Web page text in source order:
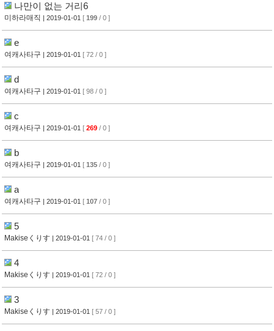
나만이 없는 거리6
미하라매직 | 2019-01-01 [ 199 / 0 ]
e
여캐사타구 | 2019-01-01 [ 72 / 0 ]
d
여캐사타구 | 2019-01-01 [ 98 / 0 ]
c
여캐사타구 | 2019-01-01 [ 269 / 0 ]
b
여캐사타구 | 2019-01-01 [ 135 / 0 ]
a
여캐사타구 | 2019-01-01 [ 107 / 0 ]
5
Makiseくりす | 2019-01-01 [ 74 / 0 ]
4
Makiseくりす | 2019-01-01 [ 72 / 0 ]
3
Makiseくりす | 2019-01-01 [ 57 / 0 ]